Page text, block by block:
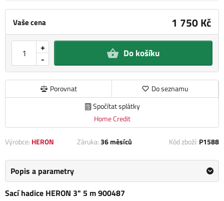
Vaše cena 1 750 Kč
-
+ Do košíku
Porovnat
Do seznamu
Spočítat splátky
Home Credit
Výrobce: HERON Záruka:36 měsíců Kód zboží: P1588
Popis a parametry
Sací hadice HERON 3" 5 m 900487